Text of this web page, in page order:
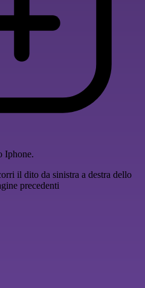
Iphone.
il dito da sinistra a destra dello
precedenti